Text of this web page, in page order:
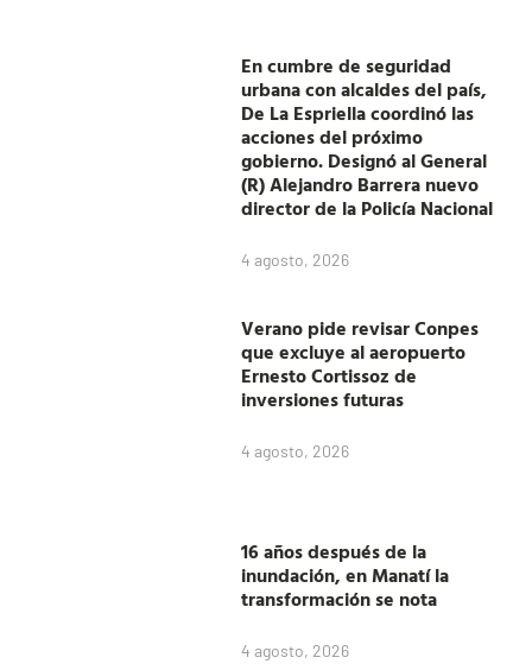
En cumbre de seguridad
urbana con alcaldes del país,
De La Espriella coordinó las
acciones del próximo
gobierno. Designó al General
(R) Alejandro Barrera nuevo
director de la Policía Nacional
4 agosto, 2026
Verano pide revisar Conpes
que excluye al aeropuerto
Ernesto Cortissoz de
inversiones futuras
4 agosto, 2026
16 años después de la
inundación, en Manatí la
transformación se nota
4 agosto, 2026